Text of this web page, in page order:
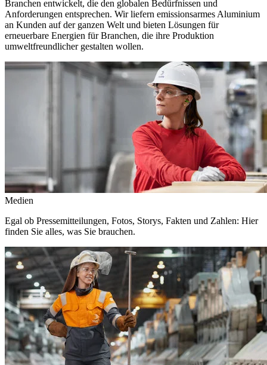
Branchen entwickelt, die den globalen Bedürfnissen und
Anforderungen entsprechen. Wir liefern emissionsarmes Aluminium
an Kunden auf der ganzen Welt und bieten Lösungen für
erneuerbare Energien für Branchen, die ihre Produktion
umweltfreundlicher gestalten wollen.
Medien
Egal ob Pressemitteilungen, Fotos, Storys, Fakten und Zahlen: Hier
finden Sie alles, was Sie brauchen.